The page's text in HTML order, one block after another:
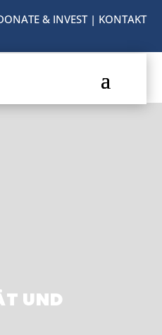
& INVEST| KONTAKT
UND